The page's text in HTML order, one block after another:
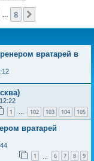
8
вратарей в
1 … 102 103 104 105
вратарей
1 6 7 8 9